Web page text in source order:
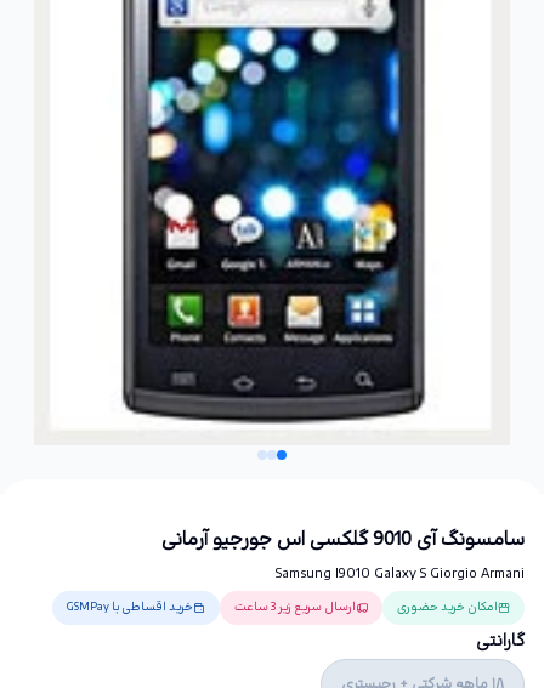
سامسونگ آی 9010 گلکسی اس جورجیو آرمانی
Samsung I9010 Galaxy S Giorgio Armani
امکان خرید حضوری ارسال سریع زیر 3 ساعت خرید اقساطی با GSMPay
گارانتی